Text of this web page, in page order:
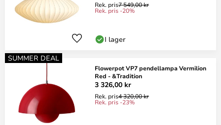
Rek. pris7 549,00 kr
Rek. pris -20%
I lager
SUMMER DEAL
Flowerpot VP7 pendellampa Vermilion
Red - &Tradition
3 326,00 kr
Rek. pris4 320,00 kr
Rek. pris -23%